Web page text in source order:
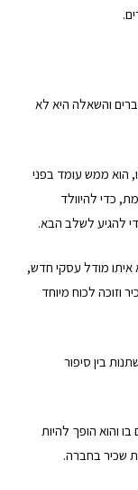
והשאלה היא לא
הוא ממש עומד בפני
כדי להיוולד
להגיע לשלב הבא.
מודל עסקי חדש,
וזוכה לכוח מיוחד
בין סיפור
והוא הופך להיות
שכיר בחברה.